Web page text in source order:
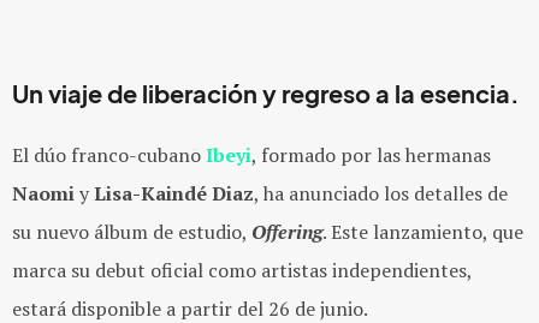
Un viaje de liberación y regreso a la esencia.
El dúo franco-cubanoIbeyi, formado por las hermanas
NaomiyLisa-Kaindé Diaz, ha anunciado los detalles de
su nuevo álbum de estudio, Offering. Este lanzamiento, que
marca su debut oficial como artistas independientes,
estará disponible a partir del 26 de junio.